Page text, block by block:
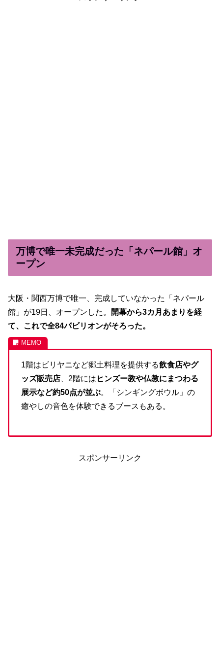
万博で唯一未完成だった「ネパール館」オ
ープン
大阪・関西万博で唯一、完成していなかった「ネパール
館」が19日、オープンした。
開幕から3カ月あまりを経
て、これで全84パビリオンがそろった。
1階はビリヤニなど郷土料理を提供する飲食店やグ
ッズ販売店 、2階には ヒンズー教や仏教にまつわる
展示など約50点が並ぶ。「シンギングボウル」の
癒やしの音色を体験できるブースもある。
スポンサーリンク